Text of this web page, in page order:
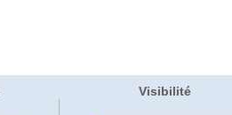
Visibilité